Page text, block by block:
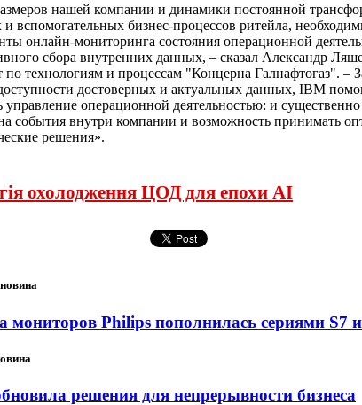
нашей компании и динамики постоянной
вспомогательных бизнес-процессов ритейла,
онлайн-мониторинга состояния операционной
сбора внутренних данных, – сказал Александр
по технологиям и процессам "Концерна Галнафтогаз". –
достоверных и актуальных данных, IBM
управление операционной деятельностью: и
события внутри компании и возможность принимать
решения».
охолодження ЦОД для епохи AI
мониторов Philips пополнилась сериями S7
решения для непрерывности бизнеса